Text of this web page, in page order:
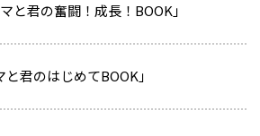
と君の奮闘！成長！BOOK」
君のはじめてBOOK」